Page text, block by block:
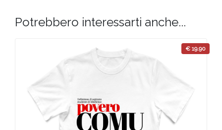
Potrebbero interessarti anche...
€ 19.90